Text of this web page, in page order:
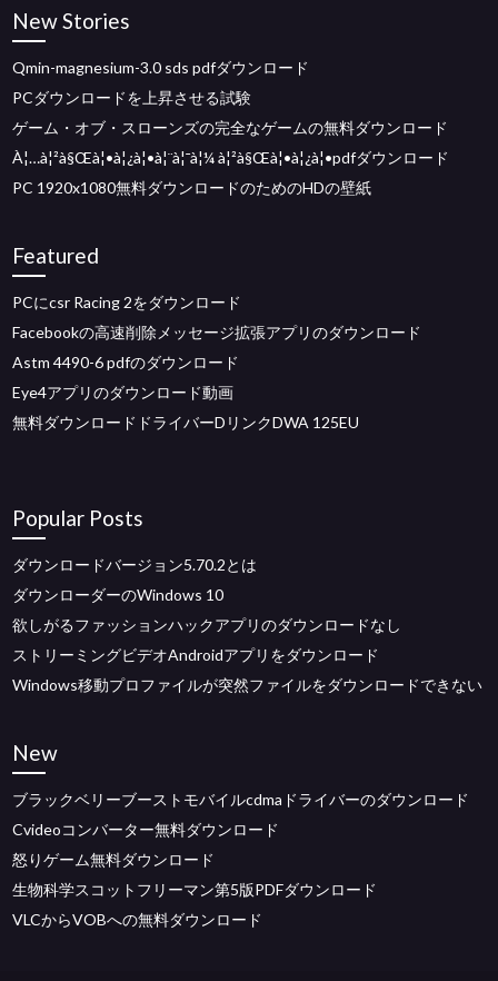
New Stories
Qmin-magnesium-3.0 sds pdfダウンロード
PCダウンロードを上昇させる試験
ゲーム・オブ・スローンズの完全なゲームの無料ダウンロード
À¦…à¦²à§Œà¦•à¦¿à¦•à¦¨à¦¯à¦¼ à¦²à§Œà¦•à¦¿à¦•pdfダウンロード
PC 1920x1080無料ダウンロードのためのHDの壁紙
Featured
PCにcsr Racing 2をダウンロード
Facebookの高速削除メッセージ拡張アプリのダウンロード
Astm 4490-6 pdfのダウンロード
Eye4アプリのダウンロード動画
無料ダウンロードドライバーDリンクDWA 125EU
Popular Posts
ダウンロードバージョン5.70.2とは
ダウンローダーのWindows 10
欲しがるファッションハックアプリのダウンロードなし
ストリーミングビデオAndroidアプリをダウンロード
Windows移動プロファイルが突然ファイルをダウンロードできない
New
ブラックベリーブーストモバイルcdmaドライバーのダウンロード
Cvideoコンバーター無料ダウンロード
怒りゲーム無料ダウンロード
生物科学スコットフリーマン第5版PDFダウンロード
VLCからVOBへの無料ダウンロード